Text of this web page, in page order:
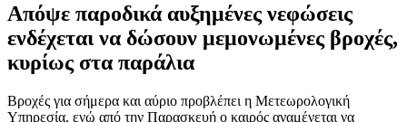
Απόψε παροδικά αυξημένες νεφώσεις
ενδέχεται να δώσουν μεμονωμένες βροχές,
κυρίως στα παράλια
Βροχές για σήμερα και αύριο προβλέπει η Μετεωρολογική
Υπηρεσία, ενώ από την Παρασκευή ο καιρός αναμένεται να